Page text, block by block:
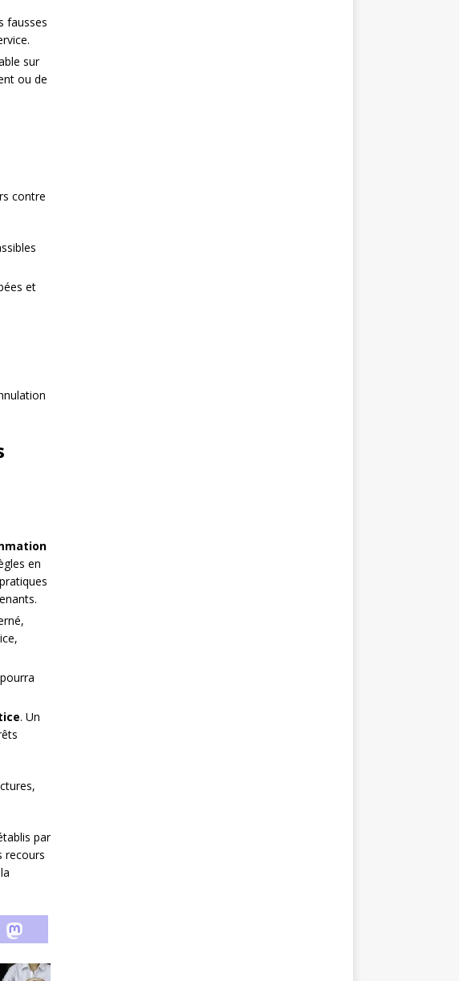
fausses
sur
ou de
contre
et
en
. Un
par
recours